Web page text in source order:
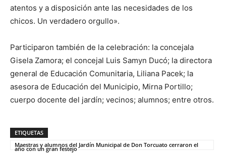
atentos y a disposición ante las necesidades de los
chicos. Un verdadero orgullo».
Participaron también de la celebración: la concejala
Gisela Zamora; el concejal Luis Samyn Ducó; la directora
general de Educación Comunitaria, Liliana Pacek; la
asesora de Educación del Municipio, Mirna Portillo;
cuerpo docente del jardín; vecinos; alumnos; entre otros.
ETIQUETAS
Maestras y alumnos del Jardín Municipal de Don Torcuato cerraron el
año con un gran festejo